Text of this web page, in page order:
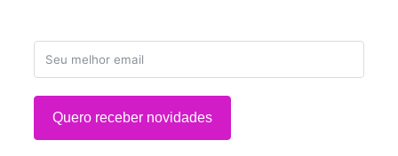
Quero receber novidades